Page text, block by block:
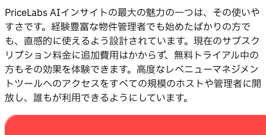
PriceLabs AIインサイトの最大の魅力の一つは、その使いや
すさです。経験豊富な物件管理者でも始めたばかりの方で
も、直感的に使えるよう設計されています。現在のサブスク
リプション料金に追加費用はかからず、無料トライアル中の
方もその効果を体験できます。高度なレベニューマネジメン
トツールへのアクセスをすべての規模のホストや管理者に開
放し、誰もが利用できるようにしています。